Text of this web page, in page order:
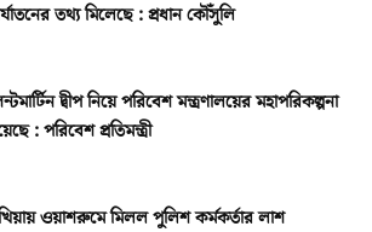
তথ্য মিলেছে : প্রধান কৌঁসুলি
দ্বীপ নিয়ে পরিবেশ মন্ত্রণালয়ের মহাপরিকল্পনা
: পরিবেশ প্রতিমন্ত্রী
ওয়াশরুমে মিলল পুলিশ কর্মকর্তার লাশ